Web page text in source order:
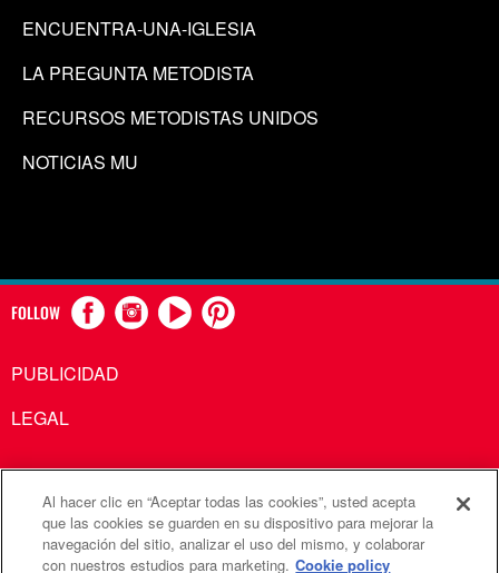
ENCUENTRA-UNA-IGLESIA
LA PREGUNTA METODISTA
RECURSOS METODISTAS UNIDOS
NOTICIAS MU
FOLLOW
PUBLICIDAD
LEGAL
Comunicaciones Metodistas Unidas es una agencia de la
Iglesia Metodista Unida
Al hacer clic en “Aceptar todas las cookies”, usted acepta
que las cookies se guarden en su dispositivo para mejorar la
navegación del sitio, analizar el uso del mismo, y colaborar
con nuestros estudios para marketing. Cookie policy